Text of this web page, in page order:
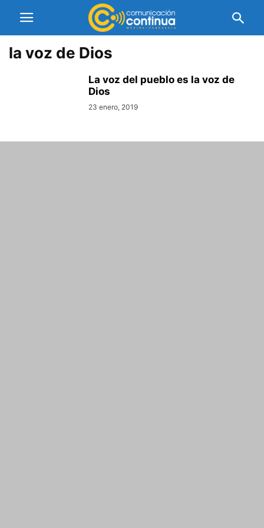
la voz de Dios
La voz del pueblo es la voz de
Dios
23 enero, 2019